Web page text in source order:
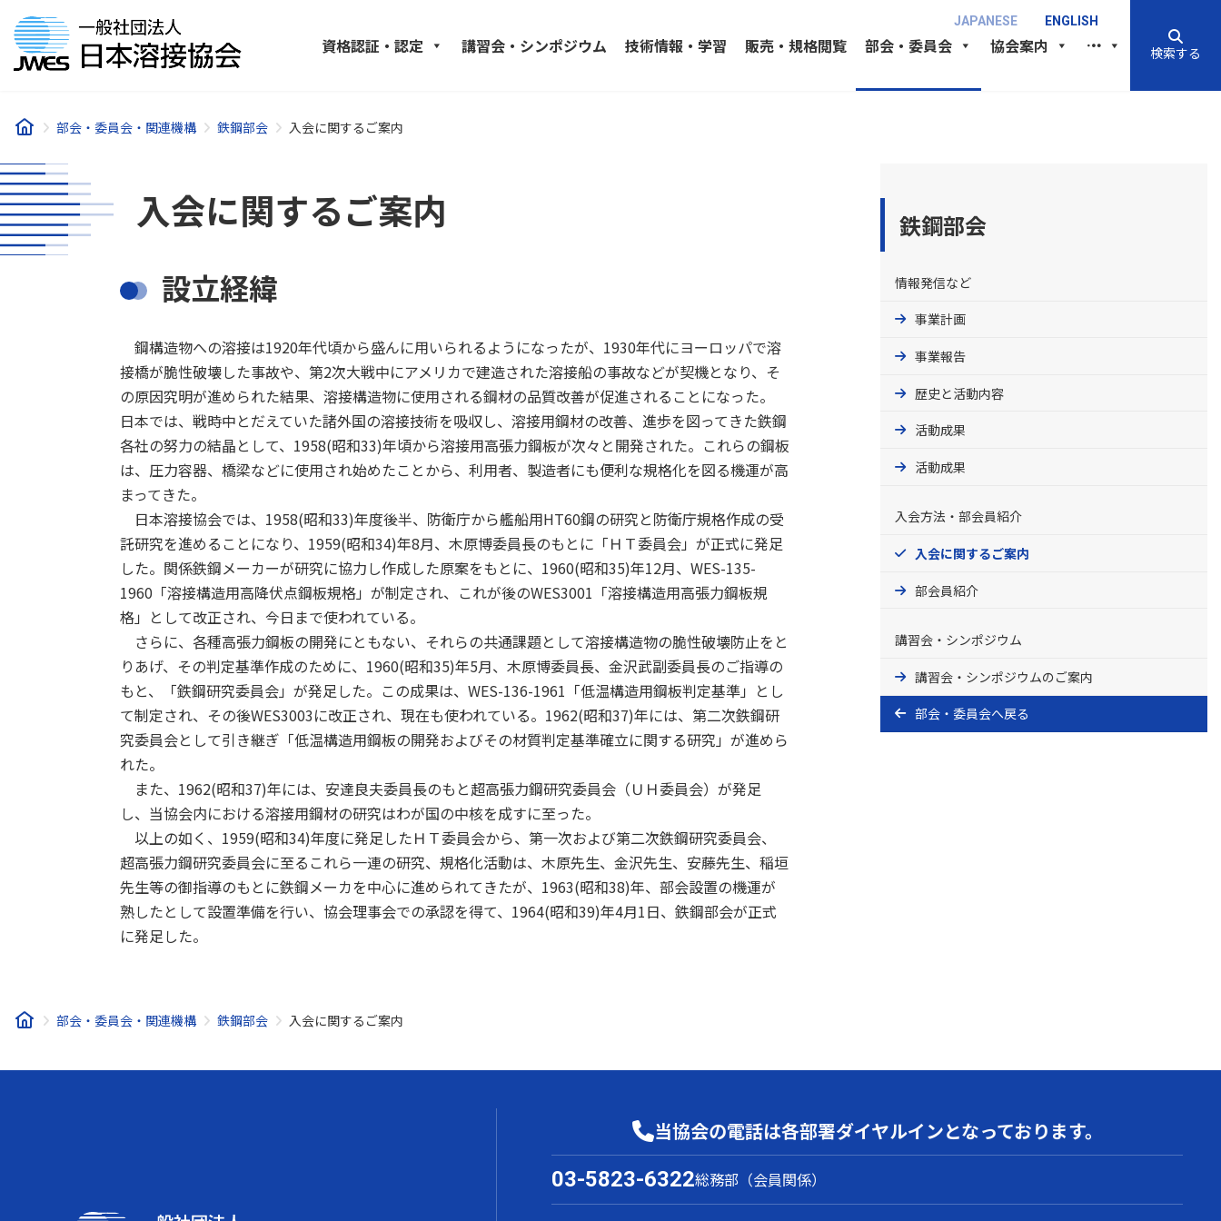
キ
ッ
プ
に
移
動
JAPANESE ENGLISH
検索する
資格認証・認定 講習会・シンポジウム 技術情報・学習 販売・規格閲覧 部会・委員会 協会案内
部会・委員会・関連機構 鉄鋼部会 入会に関するご案内
入会に関するご案内
設立経緯
鋼構造物への溶接は1920年代頃から盛んに用いられるようになったが、1930年代にヨーロッパで溶
接橋が脆性破壊した事故や、第2次大戦中にアメリカで建造された溶接船の事故などが契機となり、そ
の原因究明が進められた結果、溶接構造物に使用される鋼材の品質改善が促進されることになった。
日本では、戦時中とだえていた諸外国の溶接技術を吸収し、溶接用鋼材の改善、進歩を図ってきた鉄鋼
各社の努力の結晶として、1958(昭和33)年頃から溶接用高張力鋼板が次々と開発された。これらの鋼板
は、圧力容器、橋梁などに使用され始めたことから、利用者、製造者にも便利な規格化を図る機運が高
まってきた。
日本溶接協会では、1958(昭和33)年度後半、防衛庁から艦船用HT60鋼の研究と防衛庁規格作成の受
託研究を進めることになり、1959(昭和34)年8月、木原博委員長のもとに「ＨＴ委員会」が正式に発足
した。関係鉄鋼メーカーが研究に協力し作成した原案をもとに、1960(昭和35)年12月、WES-135-
1960「溶接構造用高降伏点鋼板規格」が制定され、これが後のWES3001「溶接構造用高張力鋼板規
格」として改正され、今日まで使われている。
さらに、各種高張力鋼板の開発にともない、それらの共通課題として溶接構造物の脆性破壊防止をと
りあげ、その判定基準作成のために、1960(昭和35)年5月、木原博委員長、金沢武副委員長のご指導の
もと、「鉄鋼研究委員会」が発足した。この成果は、WES-136-1961「低温構造用鋼板判定基準」とし
て制定され、その後WES3003に改正され、現在も使われている。1962(昭和37)年には、第二次鉄鋼研
究委員会として引き継ぎ「低温構造用鋼板の開発およびその材質判定基準確立に関する研究」が進めら
れた。
また、1962(昭和37)年には、安達良夫委員長のもと超高張力鋼研究委員会（ＵＨ委員会）が発足
し、当協会内における溶接用鋼材の研究はわが国の中核を成すに至った。
以上の如く、1959(昭和34)年度に発足したＨＴ委員会から、第一次および第二次鉄鋼研究委員会、
超高張力鋼研究委員会に至るこれら一連の研究、規格化活動は、木原先生、金沢先生、安藤先生、稲垣
先生等の御指導のもとに鉄鋼メーカを中心に進められてきたが、1963(昭和38)年、部会設置の機運が
熟したとして設置準備を行い、協会理事会での承認を得て、1964(昭和39)年4月1日、鉄鋼部会が正式
に発足した。
部会・委員会
鉄鋼部会
情報発信など
事業計画
事業報告
歴史と活動内容
活動成果
活動成果
入会方法・部会員紹介
入会に関するご案内
部会員紹介
講習会・シンポジウム
講習会・シンポジウムのご案内
部会・委員会・関連機構 鉄鋼部会 入会に関するご案内
当協会の電話は各部署ダイヤルインとなっております。
03-5823-6322総務部（会員関係）